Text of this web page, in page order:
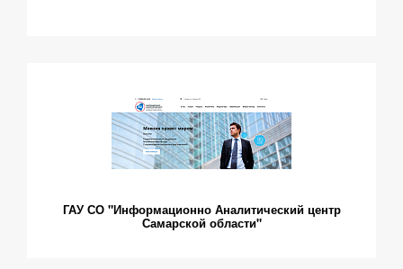
ГАУ СО "Информационно Аналитический центр
Самарской области"